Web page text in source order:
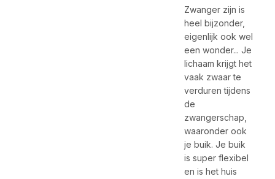
Zwanger zijn is
heel bijzonder,
eigenlijk ook wel
een wonder... Je
lichaam krijgt het
vaak zwaar te
verduren tijdens
de
zwangerschap,
waaronder ook
je buik. Je buik
is super flexibel
en is het huis